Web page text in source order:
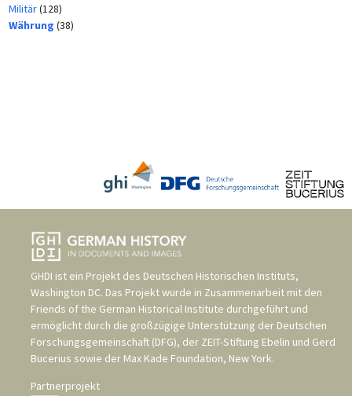
Militär(128)
Währung (38)
GHDI ist ein Projekt des Deutschen Historischen Instituts,
Washington DC. Das Projekt wurde in Zusammenarbeit mit den
Friends of the German Historical Institute durchgeführt und
ermöglicht durch die großzügige Unterstützung der Deutschen
Forschungsgemeinschaft (DFG), der ZEIT-Stiftung Ebelin und Gerd
Bucerius sowie der Max Kade Foundation, New York.
Partnerprojekt